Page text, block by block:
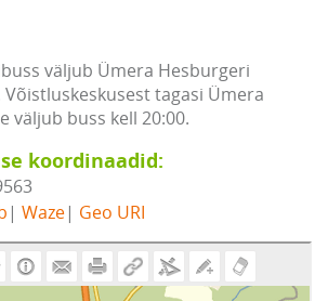
väljub Ümera Hesburgeri
tagasi Ümera
väljub buss kell 20:00.
koordinaadid:
| Waze| Geo URI